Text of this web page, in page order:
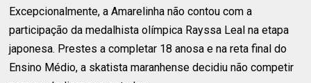
Excepcionalmente, a Amarelinha não contou com a
participação da medalhista olímpica Rayssa Leal na etapa
japonesa. Prestes a completar 18 anosa e na reta final do
Ensino Médio, a skatista maranhense decidiu não competir